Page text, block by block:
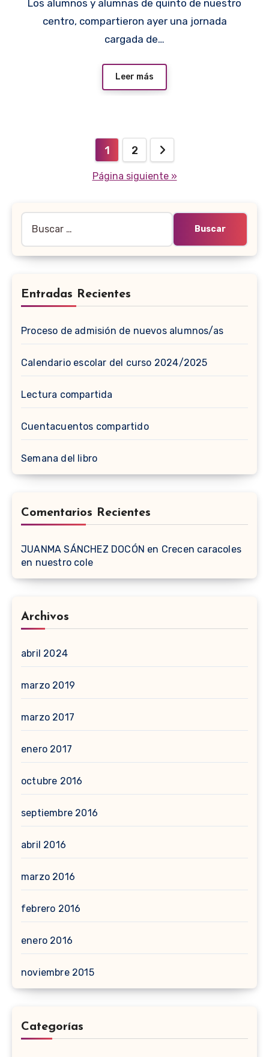
Los alumnos y alumnas de quinto de nuestro
centro, compartieron ayer una jornada
cargada de…
Leer más
Paginación
1 2
Página siguiente »
Entradas Recientes
Proceso de admisión de nuevos alumnos/as
Calendario escolar del curso 2024/2025
Lectura compartida
Cuentacuentos compartido
Semana del libro
Comentarios Recientes
JUANMA SÁNCHEZ DOCÓN en Crecen caracoles
en nuestro cole
Archivos
abril 2024
marzo 2019
marzo 2017
enero 2017
octubre 2016
septiembre 2016
abril 2016
marzo 2016
febrero 2016
enero 2016
noviembre 2015
Categorías